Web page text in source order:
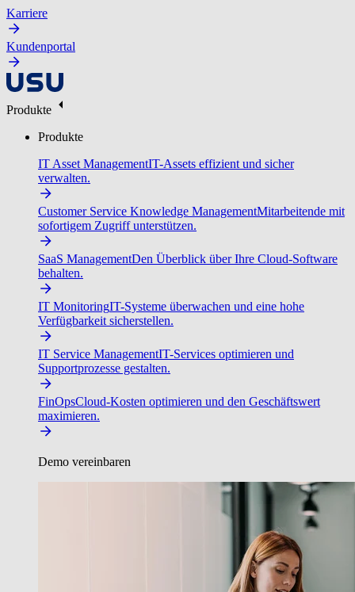
Karriere
Kundenportal
Produkte
Produkte
IT Asset ManagementIT-Assets effizient und sicher
verwalten.
Customer Service Knowledge ManagementMitarbeitende mit
sofortigem Zugriff unterstützen.
SaaS ManagementDen Überblick über Ihre Cloud-Software
behalten.
IT MonitoringIT-Systeme überwachen und eine hohe
Verfügbarkeit sicherstellen.
IT Service ManagementIT-Services optimieren und
Supportprozesse gestalten.
FinOpsCloud-Kosten optimieren und den Geschäftswert
maximieren.
Demo vereinbaren